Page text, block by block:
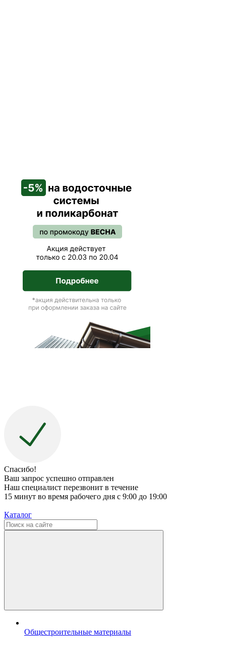
Спасибо!
Ваш запрос успешно отправлен
Наш специалист перезвонит в течение
15 минут во время рабочего дня с 9:00 до 19:00
Каталог
Общестроительные материалы